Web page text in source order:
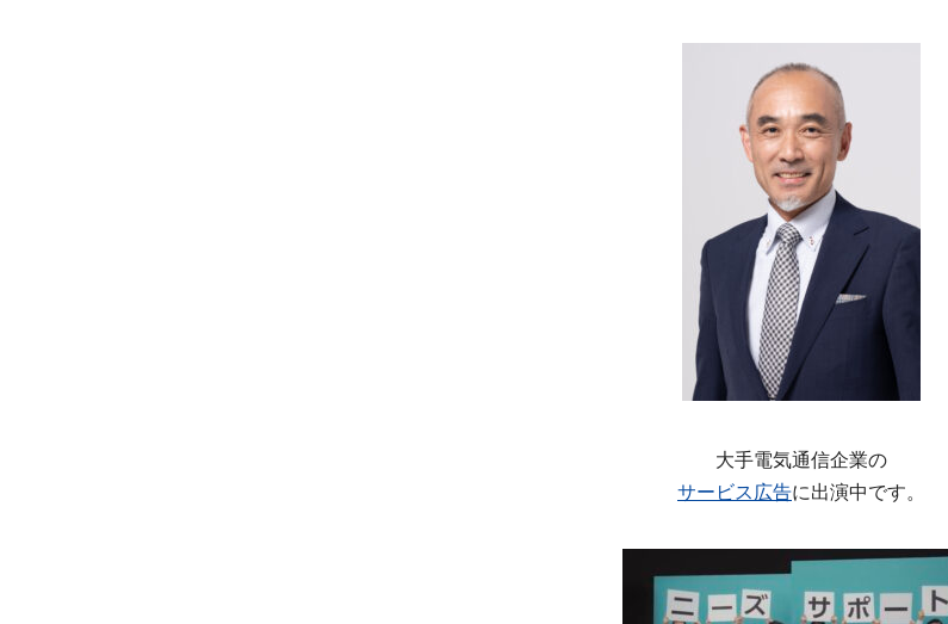
大手電気通信企業の
サービス広告に出演中です。